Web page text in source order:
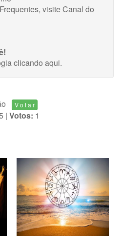
, visiteCanal do
clicando aqui.
| Votos: 1